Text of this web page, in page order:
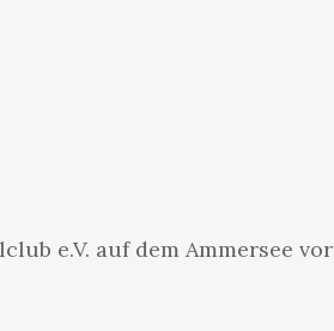
e.V. auf dem Ammersee vor